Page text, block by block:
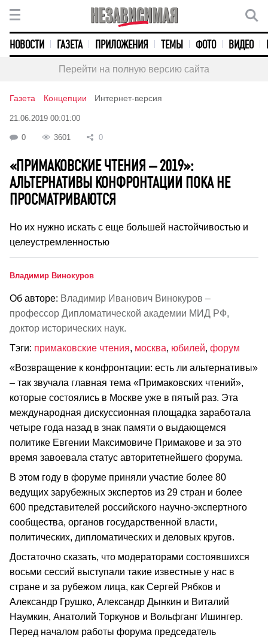
НОВОСТИ ГАЗЕТА ПРИЛОЖЕНИЯ ТЕМЫ ФОТО ВИДЕО
Перейти на полную версию сайта
Газета Концепции Интернет-версия
21.06.2019 00:01:00
0 3601 0
«ПРИМАКОВСКИЕ ЧТЕНИЯ – 2019»:
АЛЬТЕРНАТИВЫ КОНФРОНТАЦИИ ПОКА НЕ
ПРОСМАТРИВАЮТСЯ
Но их нужно искать с еще большей настойчивостью и
целеустремленностью
Владимир Винокуров
Об авторе: Владимир Иванович Винокуров –
профессор Дипломатической академии МИД РФ,
доктор исторических наук.
Тэги: примаковские чтения, москва, юбилей, форум
«Возвращение к конфронтации: есть ли альтернативы»
– так звучала главная тема «Примаковских чтений»,
которые состоялись в Москве уже в пятый раз. Эта
международная дискуссионная площадка заработала
четыре года назад в знак памяти о выдающемся
политике Евгении Максимовиче Примакове и за это
время завоевала статус авторитетнейшего форума.
В этом году в форуме приняли участие более 80
ведущих зарубежных экспертов из 29 стран и более
600 представителей российского научно-экспертного
сообщества, органов государственной власти,
политических, дипломатических и деловых кругов.
Достаточно сказать, что модераторами состоявшихся
восьми сессий выступали такие известные у нас в
стране и за рубежом лица, как Сергей Рябков и
Александр Грушко, Александр Дынкин и Виталий
Наумкин, Анатолий Торкунов и Вольфганг Ишингер.
Перед началом работы форума председатель